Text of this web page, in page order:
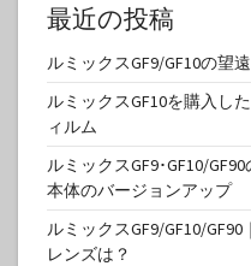
最近の投稿
ルミックスGF9/GF10の望
ルミックスGF10を購入し
ィルム
ルミックスGF9･GF10/
本体のバージョンアップ
ルミックスGF9/GF10/
レンズは？